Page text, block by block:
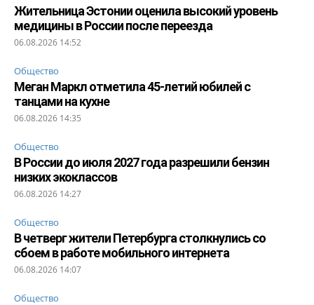
Жительница Эстонии оценила высокий уровень
медицины в России после переезда
06.08.2026 14:52
Общество
Меган Маркл отметила 45-летий юбилей с
танцами на кухне
06.08.2026 14:35
Общество
В России до июля 2027 года разрешили бензин
низких экоклассов
06.08.2026 14:27
Общество
В четверг жители Петербурга столкнулись со
сбоем в работе мобильного интернета
06.08.2026 14:07
Общество